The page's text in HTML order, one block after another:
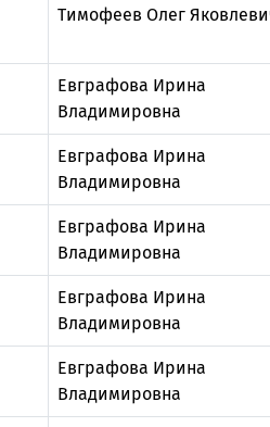
Тимофеев Олег
Евграфова Ирина
Владимировна
Евграфова Ирина
Владимировна
Евграфова Ирина
Владимировна
Евграфова Ирина
Владимировна
Евграфова Ирина
Владимировна